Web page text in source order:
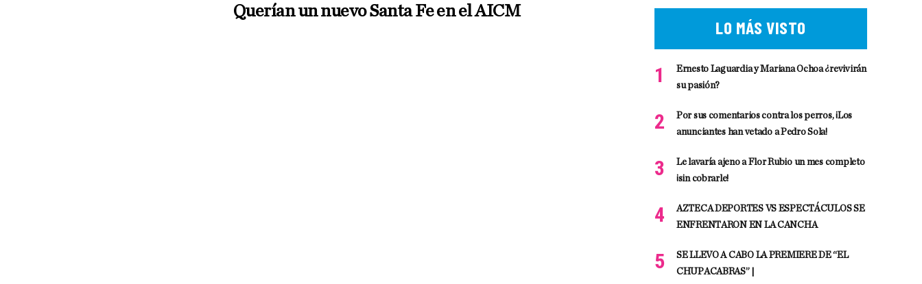
Querían un nuevo Santa Fe en el AICM
LO MÁS VISTO
Ernesto Laguardia y Mariana Ochoa ¿revivirán
su pasión?
Por sus comentarios contra los perros, ¡Los
anunciantes han vetado a Pedro Sola!
Le lavaría ajeno a Flor Rubio un mes completo
¡sin cobrarle!
AZTECA DEPORTES VS ESPECTÁCULOS SE
ENFRENTARON EN LA CANCHA
SE LLEVO A CABO LA PREMIERE DE “EL
CHUPACABRAS” |